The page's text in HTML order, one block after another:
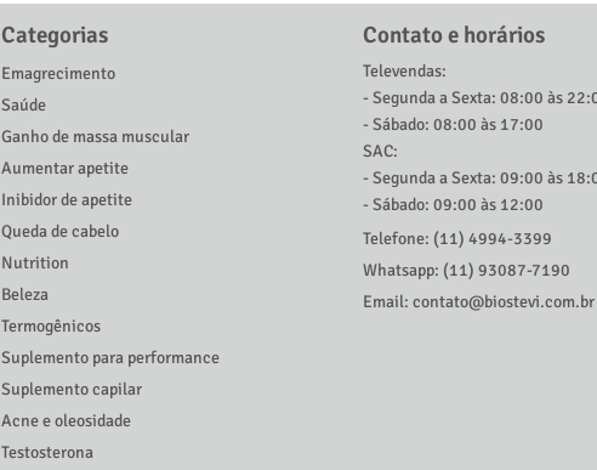
Categorias
Emagrecimento
Saúde
Ganho de massa muscular
Aumentar apetite
Inibidor de apetite
Queda de cabelo
Nutrition
Beleza
Termogênicos
Suplemento para performance
Suplemento capilar
Acne e oleosidade
Testosterona
Contato e horários
Televendas:
- Segunda a Sexta: 08:00 às
- Sábado: 08:00 às 17:00
SAC:
- Segunda a Sexta: 09:00 às
- Sábado: 09:00 às 12:00
Telefone: (11) 4994-3399
Whatsapp: (11) 93087-7190
Email: contato@biostevi.com.br